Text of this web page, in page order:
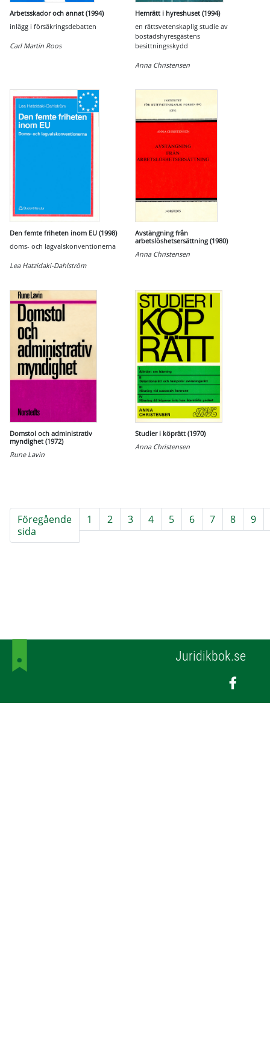
Arbetsskador och annat (1994)
inlägg i försäkringsdebatten
Carl Martin Roos
Hemrätt i hyreshuset (1994)
en rättsvetenskaplig studie av
bostadshyresgästens
besittningsskydd
Anna Christensen
Den femte friheten inom EU (1998)
doms- och lagvalskonventionerna
Lea Hatzidaki-Dahlström
Avstängning från
arbetslöshetsersättning (1980)
Anna Christensen
Domstol och administrativ
myndighet (1972)
Rune Lavin
Studier i köprätt (1970)
Anna Christensen
Föregående
sida
1 2 3 4 5 6 7 8 9
Juridikbok.se